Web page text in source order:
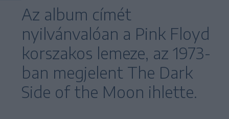
Az album címét
nyilvánvalóan a Pink Floyd
korszakos lemeze, az 1973-
ban megjelent The Dark
Side of the Moon ihlette.